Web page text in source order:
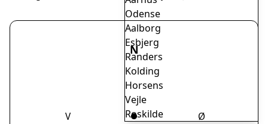
Odense
Aalborg
Esbjerg
Randers
Kolding
Horsens
Vejle
Roskilde
N
Ø
V